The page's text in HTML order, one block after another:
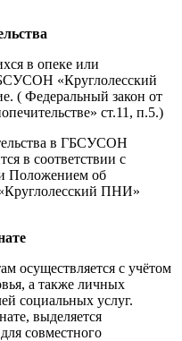
в опеке или
«Круглолесский
( Федеральный закон от
ст.11, п.5.)
в ГБСУСОН
в соответствии с
Положением об
ПНИ»
осуществляется с учётом
а также личных
социальных услуг.
выделяется
совместного